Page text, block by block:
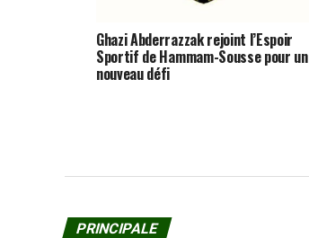
Ghazi Abderrazzak rejoint l’Espoir
Sportif de Hammam-Sousse pour un
nouveau défi
PRINCIPALE